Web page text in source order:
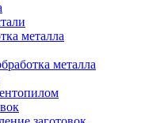
металла
металла